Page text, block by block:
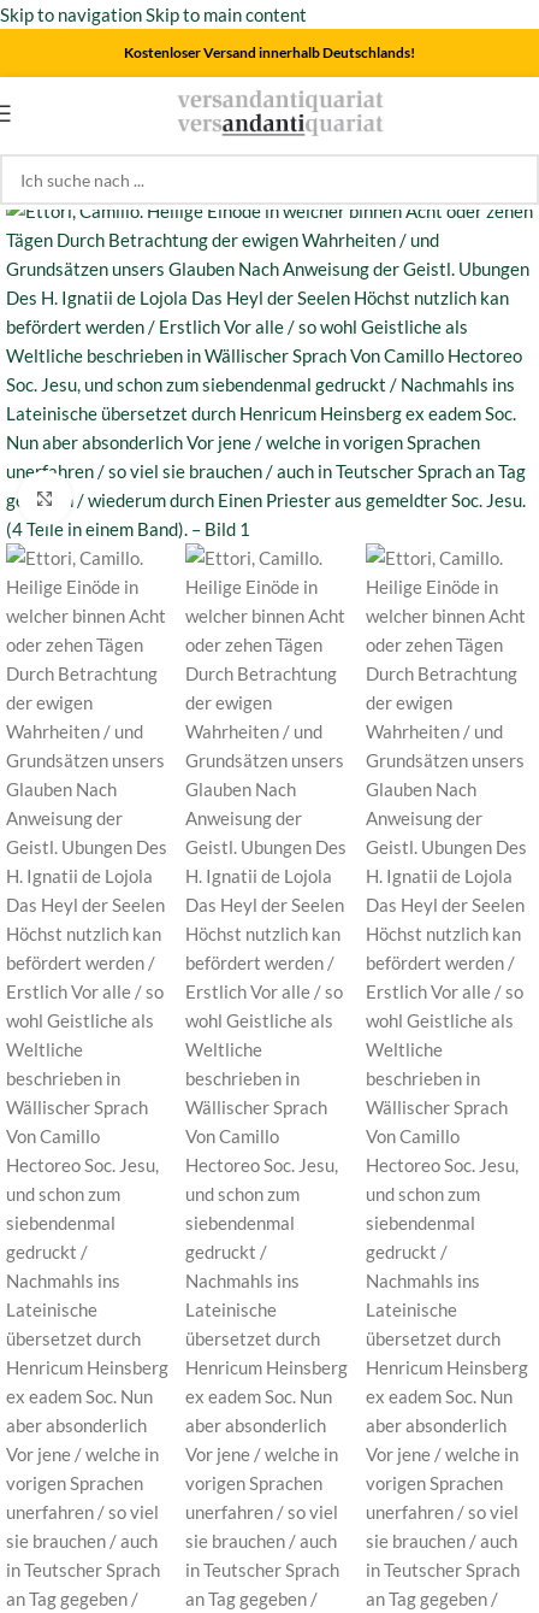
Skip to navigationSkip to main content
Kostenloser Versand innerhalb Deutschlands!
Start/Theologie
Click to enlarge